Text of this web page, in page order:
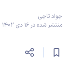
جواد تاجی
منتشر شده در 16 دی 1402 | 08:30